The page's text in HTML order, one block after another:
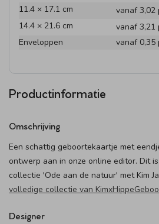
11.4 × 17.1 cm
vanaf 3,02
14.4 × 21.6 cm
vanaf 3,21
Enveloppen
vanaf 0,35
Productinformatie
Omschrijving
Een schattig geboortekaartje met
ontwerp aan in onze online editor. Dit
collectie 'Ode aan de natuur' met Kim
volledige collectie van
Designer